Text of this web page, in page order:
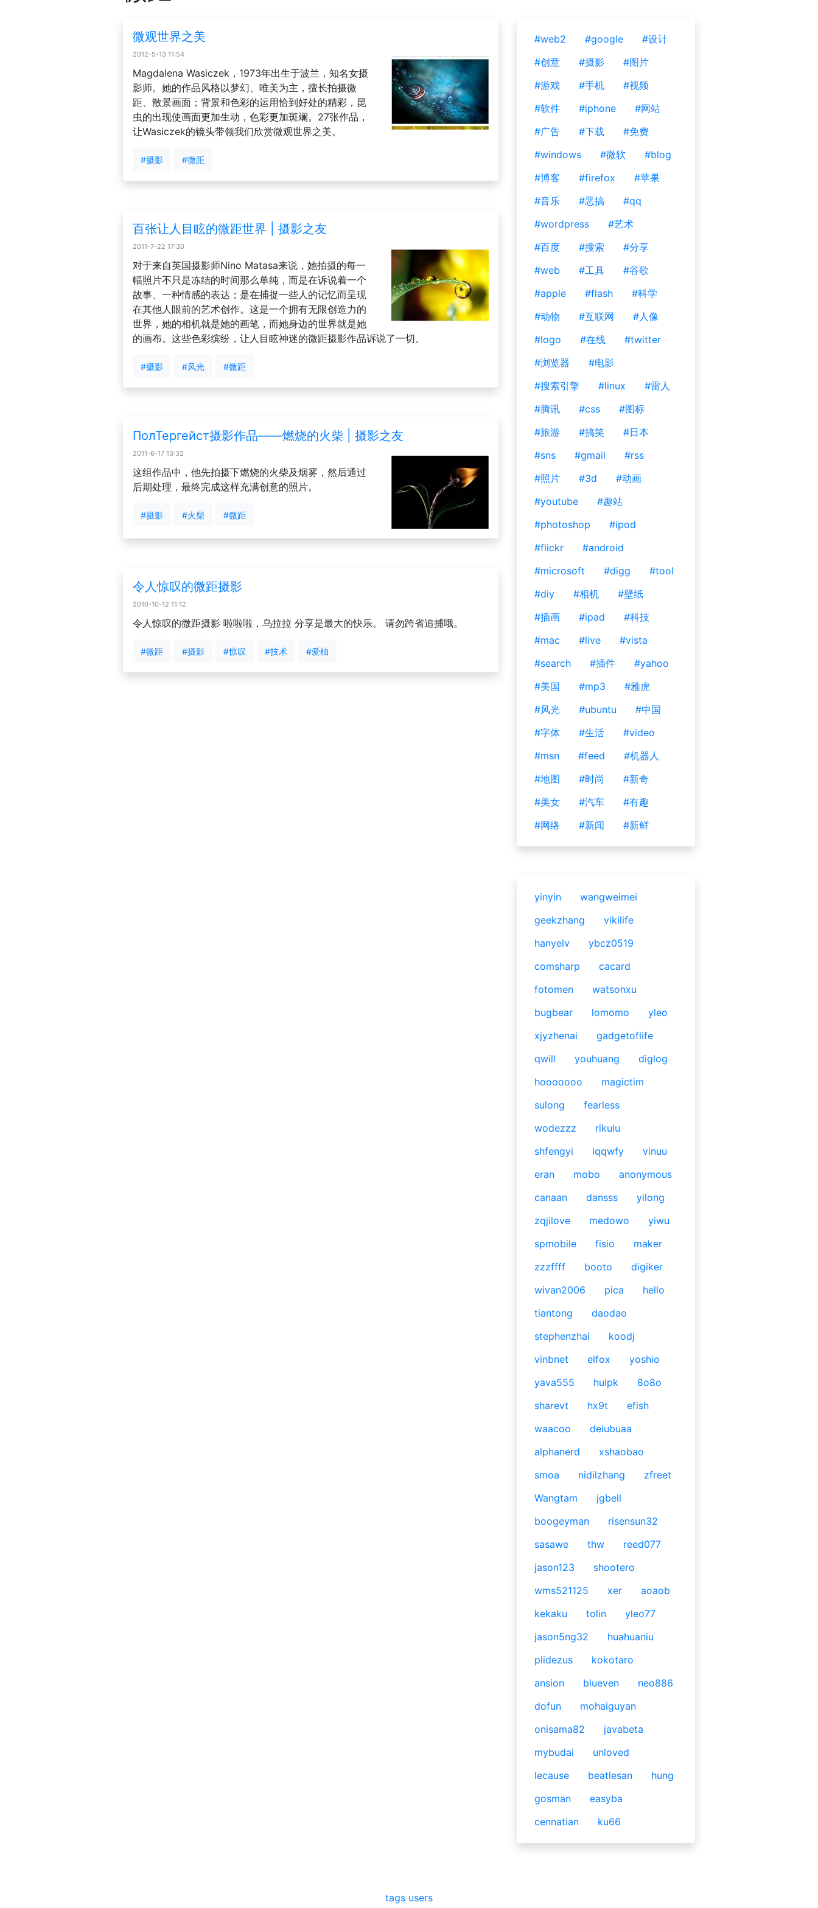
微观世界之美
2012-5-13 11:54
Magdalena Wasiczek，1973年出生于波兰，知名女摄
影师。她的作品风格以梦幻、唯美为主，擅长拍摄微
距、散景画面；背景和色彩的运用恰到好处的精彩，昆
虫的出现使画面更加生动，色彩更加斑斓。27张作品，
让Wasiczek的镜头带领我们欣赏微观世界之美。
#摄影 #微距
百张让人目眩的微距世界 | 摄影之友
2011-7-22 17:30
对于来自英国摄影师Nino Matasa来说，她拍摄的每一
幅照片不只是冻结的时间那么单纯，而是在诉说着一个
故事、一种情感的表达；是在捕捉一些人的记忆而呈现
在其他人眼前的艺术创作。这是一个拥有无限创造力的
世界，她的相机就是她的画笔，而她身边的世界就是她
的画布。这些色彩缤纷，让人目眩神迷的微距摄影作品诉说了一切。
#摄影 #风光 #微距
ПолТергейст摄影作品——燃烧的火柴 | 摄影之友
2011-6-17 13:32
这组作品中，他先拍摄下燃烧的火柴及烟雾，然后通过
后期处理，最终完成这样充满创意的照片。
#摄影 #火柴 #微距
令人惊叹的微距摄影
2010-10-12 11:12
令人惊叹的微距摄影 啦啦啦，乌拉拉 分享是最大的快乐。 请勿跨省追捕哦。
#微距 #摄影 #惊叹 #技术 #爱柚
#web2 #google
#设计
#创意
#摄影
#图片
#游戏
#手机
#视频
#软件
#iphone
#网站
#广告
#下载
#免费
#windows
#微软
#blog
#博客
#firefox
#苹果
#音乐
#恶搞
#qq
#wordpress
#艺术
#百度
#搜索
#分享
#web
#工具
#谷歌
#apple
#flash
#科学
#动物
#互联网
#人像
#logo
#在线
#twitter
#浏览器
#电影
#搜索引擎
#linux
#雷人
#腾讯
#css
#图标
#旅游
#搞笑
#日本
#sns
#gmail
#rss
#照片
#3d
#动画
#youtube
#趣站
#photoshop
#ipod
#flickr
#android
#microsoft
#digg
#tool
#diy
#相机
#壁纸
#插画
#ipad
#科技
#mac
#live
#vista
#search
#插件
#yahoo
#美国
#mp3
#雅虎
#风光
#ubuntu
#中国
#字体
#生活
#video
#msn
#feed
#机器人
#地图
#时尚
#新奇
#美女
#汽车
#有趣
#网络
#新闻 #新鲜
yinyin
wangweimei
geekzhang
vikilife
hanyelv
ybcz0519
comsharp
cacard
fotomen
watsonxu
bugbear
lomomo
yleo
xjyzhenai
gadgetoflife
qwill
youhuang
diglog
hooooooo
magictim
sulong
fearless
wodezzz
rikulu
shfengyi
lqqwfy
vinuu
eran
mobo
anonymous
canaan
dansss
yilong
zqjilove
medowo
yiwu
spmobile
fisio
maker
zzzffff
booto
digiker
wivan2006
pica
hello
tiantong
daodao
stephenzhai
koodj
vinbnet
elfox
yoshio
yava555
huipk
8o8o
sharevt
hx9t
efish
waacoo
deiubuaa
alphanerd
xshaobao
smoa
nidilzhang
zfreet
Wangtam
jgbell
boogeyman
risensun32
sasawe
thw
reed077
jason123
shootero
wms521125
xer
aoaob
kekaku
tolin
yleo77
jason5ng32
huahuaniu
plidezus
kokotaro
ansion
blueven
neo886
dofun
mohaiguyan
onisama82
javabeta
mybudai
unloved
lecause
beatlesan
hung
gosman
easyba
cennatian
ku66
tags users